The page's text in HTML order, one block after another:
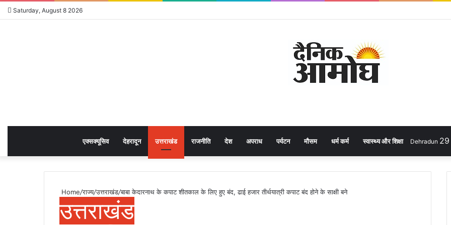
Saturday, August 8 2026
एक्सक्यूसिव देहरादून उत्तराखंड राजनीति देश अपराध पर्यटन मौसम धर्म कर्म स्वास्थ्य और शिक्षा Dehradun 29
Home/राज्य/उत्तराखंड/बाबा केदारनाथ के कपाट शीतकाल के लिए हुए बंद, ढाई हजार तीर्थयात्री कपाट बंद होने के साक्षी बने
उत्तराखंड